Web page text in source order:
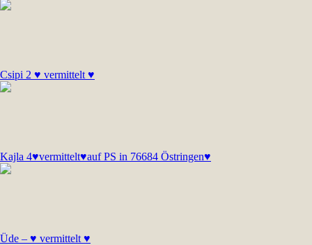
Csipi 2 ♥ vermittelt ♥
Kajla 4♥vermittelt♥auf PS in 76684 Östringen♥
Üde – ♥ vermittelt ♥